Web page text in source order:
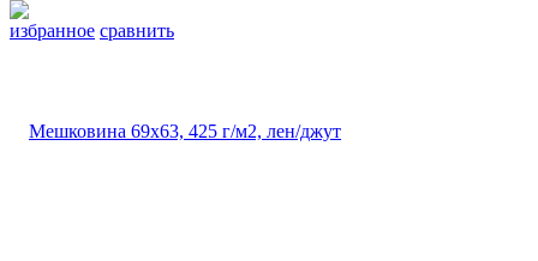
избранное сравнить